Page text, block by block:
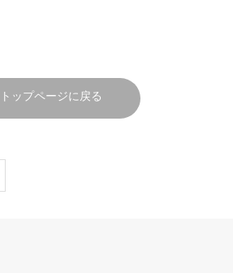
トップページに戻る